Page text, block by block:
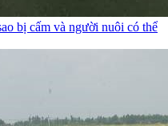
bị cấm và người nuôi có thể